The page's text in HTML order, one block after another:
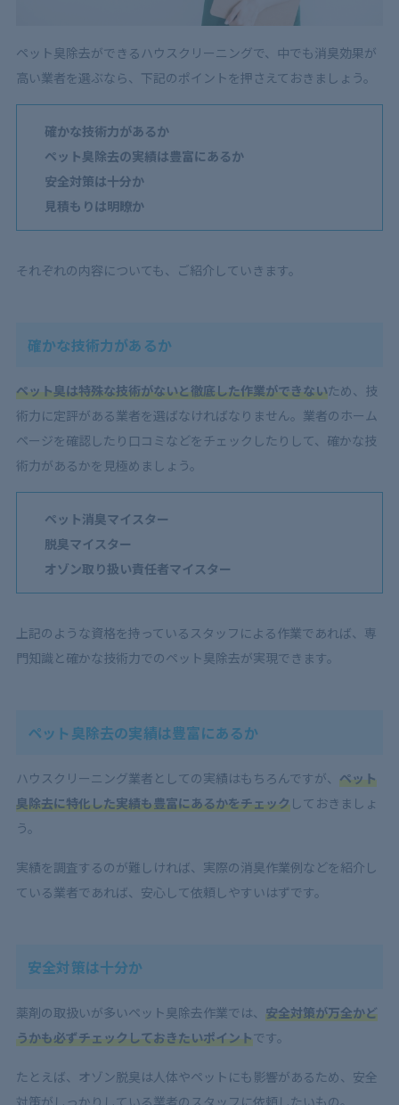
ペット臭除去ができるハウスクリーニングで、中でも消臭効果が
高い業者を選ぶなら、下記のポイントを押さえておきましょう。
確かな技術力があるか
ペット臭除去の実績は豊富にあるか
安全対策は十分か
見積もりは明瞭か
それぞれの内容についても、ご紹介していきます。
確かな技術力があるか
ペット臭は特殊な技術がないと徹底した作業ができないため、技
術力に定評がある業者を選ばなければなりません。業者のホーム
ページを確認したり口コミなどをチェックしたりして、確かな技
術力があるかを見極めましょう。
ペット消臭マイスター
脱臭マイスター
オゾン取り扱い責任者マイスター
上記のような資格を持っているスタッフによる作業であれば、専
門知識と確かな技術力でのペット臭除去が実現できます。
ペット臭除去の実績は豊富にあるか
ハウスクリーニング業者としての実績はもちろんですが、 ペット
臭除去に特化した実績も豊富にあるかをチェックしておきましょ
う。
実績を調査するのが難しければ、実際の消臭作業例などを紹介し
ている業者であれば、安心して依頼しやすいはずです。
安全対策は十分か
薬剤の取扱いが多いペット臭除去作業では、 安全対策が万全かど
うかも必ずチェックしておきたいポイントです。
たとえば、オゾン脱臭は人体やペットにも影響があるため、安全